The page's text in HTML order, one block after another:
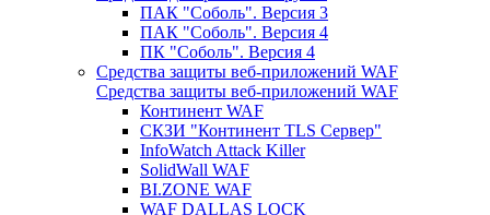
ПАК "Соболь". Версия 3
ПАК "Соболь". Версия 4
ПК "Соболь". Версия 4
Средства защиты веб-приложений WAF
Средства защиты веб-приложений WAF
Континент WAF
СКЗИ "Континент TLS Сервер"
InfoWatch Attack Killer
SolidWall WAF
BI.ZONE WAF
WAF DALLAS LOCK